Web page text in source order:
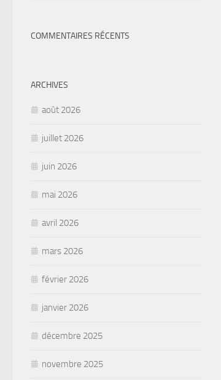
COMMENTAIRES RÉCENTS
ARCHIVES
août 2026
juillet 2026
juin 2026
mai 2026
avril 2026
mars 2026
février 2026
janvier 2026
décembre 2025
novembre 2025